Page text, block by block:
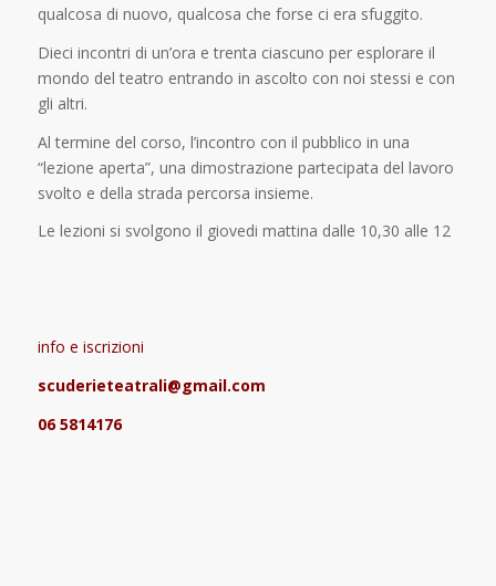
qualcosa di nuovo, qualcosa che forse ci era sfuggito.
Dieci incontri di un’ora e trenta ciascuno per esplorare il
mondo del teatro entrando in ascolto con noi stessi e con
gli altri.
Al termine del corso, l’incontro con il pubblico in una
“lezione aperta”, una dimostrazione partecipata del lavoro
svolto e della strada percorsa insieme.
Le lezioni si svolgono il giovedi mattina dalle 10,30 alle 12
info e iscrizioni
scuderieteatrali@gmail.com
06 5814176